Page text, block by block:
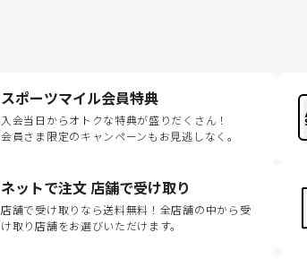
スポーツマイル会員特典
入会当日からオトクな特典が盛りだくさん！
会員さま限定のキャンペーンもお見逃しなく。
ネットで注文 店舗で受け取り
店舗で受け取りなら送料無料！全店舗の中から受
け取り店舗をお選びいただけます。